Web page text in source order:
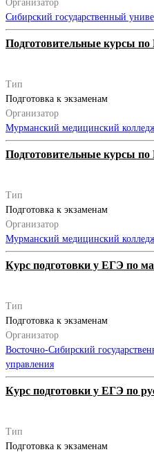
Организатор
Сибирский государственный
Подготовительные курсы по
Тип
Подготовка к экзаменам
Организатор
Мурманский медицинский
Подготовительные курсы по
Тип
Подготовка к экзаменам
Организатор
Мурманский медицинский
Курс подготовки у ЕГЭ по
Тип
Подготовка к экзаменам
Организатор
Восточно-Сибирский
управления
Курс подготовки у ЕГЭ по
Тип
Подготовка к экзаменам